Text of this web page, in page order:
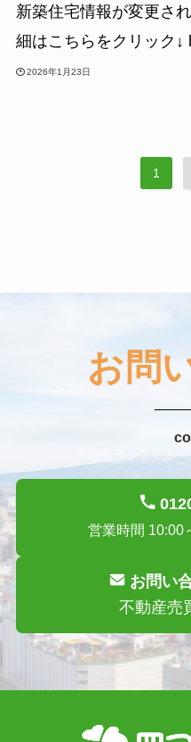
新築住宅情報が変更さ
細はこちらをクリック↓
2026年1月23日
1
お問
営業時間 10:00
お問い
不動産売